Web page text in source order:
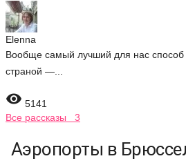
Elenna
Вообще самый лучший для нас способ
страной —...
 5141
Все рассказы 3
Аэропорты в